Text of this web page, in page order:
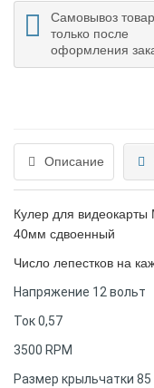
Самовывоз
только после
оформления
Описание
Кулер для
40мм сдвоенный
Число лепестков на
Напряжение 12 вольт
Ток 0,57
3500 RPM
Размер крыльчатки 85